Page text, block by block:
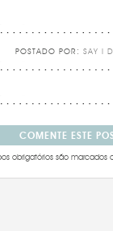
POSTADO POR: SAY I
COMENTE ESTE
obrigatórios são marcados